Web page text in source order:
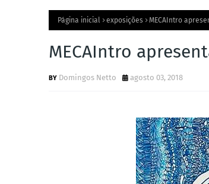
Página inicial exposições MECAIntro
MECAIntro
Domingos Netto agosto 03, 2018